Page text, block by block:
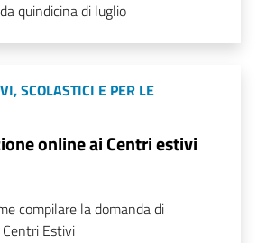
quindicina di luglio
SCOLASTICI E PER LE
online ai Centri estivi
compilare la domanda di
Estivi